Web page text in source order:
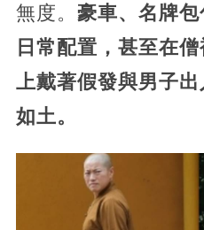
無度。 豪車、名牌
日常配置，甚至在
上戴著假發與男子
如土。